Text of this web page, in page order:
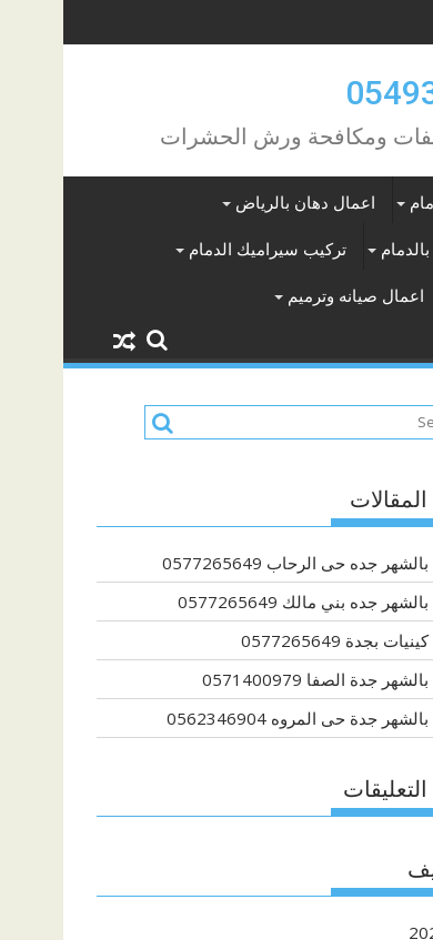
ومكافحة ورش الحشرات
اعمال دهان بالرياض
تركيب سيراميك الدمام
اعمال صيانه وترميم
جده حى الرحاب 0577265649
جده بني مالك 0577265649
بجدة 0577265649
جدة الصفا 0571400979
جدة حى المروه 0562346904